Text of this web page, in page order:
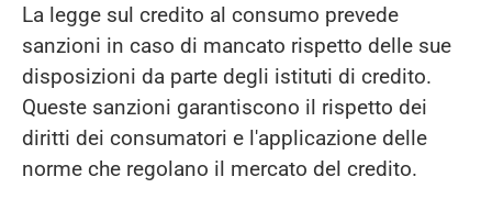
La legge sul credito al consumo prevede
sanzioni in caso di mancato rispetto delle sue
disposizioni da parte degli istituti di credito.
Queste sanzioni garantiscono il rispetto dei
diritti dei consumatori e l'applicazione delle
norme che regolano il mercato del credito.